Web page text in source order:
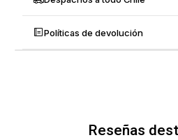
Políticas de devolución
Reseñas